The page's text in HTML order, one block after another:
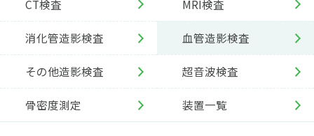
CT検査 MRI検査
消化管造影検査 血管造影検査
その他造影検査 超音波検査
骨密度測定 装置一覧